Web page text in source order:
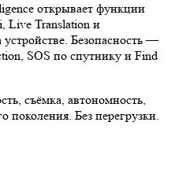
открывает функции
Live Translation и
Безопасность —
SOS по спутнику и Find
съёмка, автономность,
поколения. Без перегрузки.